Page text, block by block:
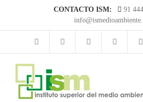
CONTACTO ISM: 91